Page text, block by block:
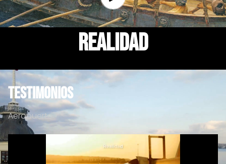
realidad
TESTIMONIOS
Aeropuerto